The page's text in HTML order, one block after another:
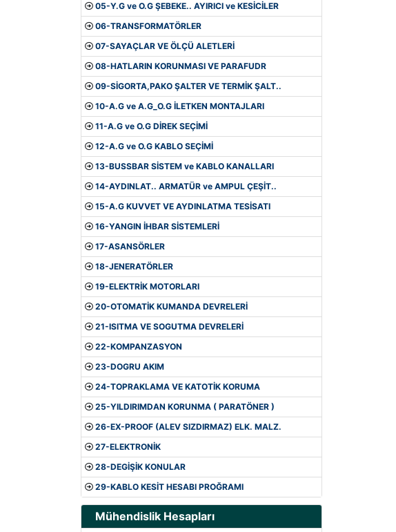
05-Y.G ve O.G ŞEBEKE.. AYIRICI ve KESİCİLER
06-TRANSFORMATÖRLER
07-SAYAÇLAR VE ÖLÇÜ ALETLERİ
08-HATLARIN KORUNMASI VE PARAFUDR
09-SİGORTA,PAKO ŞALTER VE TERMİK ŞALT..
10-A.G ve A.G_O.G İLETKEN MONTAJLARI
11-A.G ve O.G DİREK SEÇİMİ
12-A.G ve O.G KABLO SEÇİMİ
13-BUSSBAR SİSTEM ve KABLO KANALLARI
14-AYDINLAT.. ARMATÜR ve AMPUL ÇEŞİT..
15-A.G KUVVET VE AYDINLATMA TESİSATI
16-YANGIN İHBAR SİSTEMLERİ
17-ASANSÖRLER
18-JENERATÖRLER
19-ELEKTRİK MOTORLARI
20-OTOMATİK KUMANDA DEVRELERİ
21-ISITMA VE SOGUTMA DEVRELERİ
22-KOMPANZASYON
23-DOGRU AKIM
24-TOPRAKLAMA VE KATOTİK KORUMA
25-YILDIRIMDAN KORUNMA ( PARATÖNER )
26-EX-PROOF (ALEV SIZDIRMAZ) ELK. MALZ.
27-ELEKTRONİK
28-DEGİŞİK KONULAR
29-KABLO KESİT HESABI PROĞRAMI
Mühendislik Hesapları